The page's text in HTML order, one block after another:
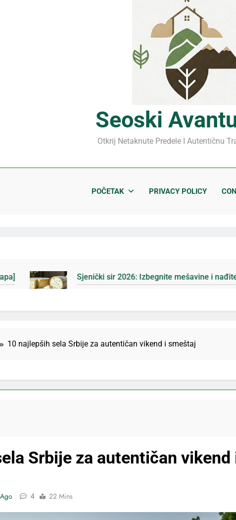
Planina
Seoski
Otkrij Netaknute Predele I Autentičnu
POČETAK PRIVACY POLICY
Sjenički sir 2026: Izbegnite mešavine i nađite pravi ukus [Cene]
10 najlepših sela Srbije za autentičan vikend i smeštaj
Srbije za autentičan vikend
4 22 Mins